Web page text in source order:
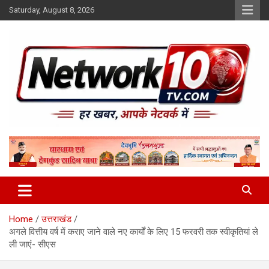
Skip
to
Saturday, August 8, 2026
Network10tv
Home
उत्तराखंड
अगले वित्तीय वर्ष में कराए जाने वाले नए कार्यों के लिए 15 फरवरी तक स्वीकृतियां ले
ली जाएं- सीएस